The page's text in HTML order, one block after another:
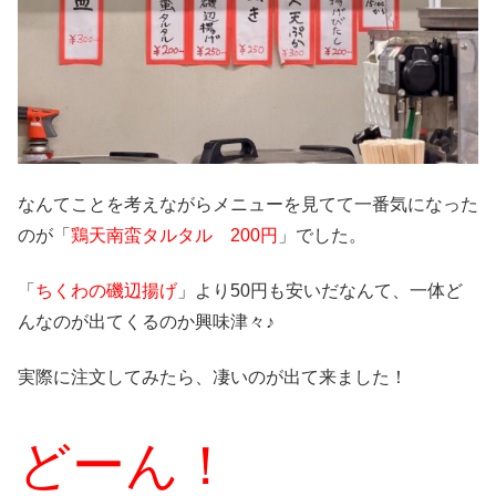
なんてことを考えながらメニューを見てて一番気になった
のが「 鶏天南蛮タルタル 200円 」でした。
「 ちくわの磯辺揚げ 」より50円も安いだなんて、一体ど
んなのが出てくるのか興味津々♪
実際に注文してみたら、凄いのが出て来ました！
どーん！